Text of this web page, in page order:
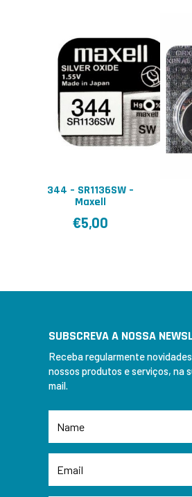
344 – SR1136SW –
Maxell
€5,00
SUBSCREVA A NOSSA
Receba regularmente
nossos produtos e serviços, na
mail.